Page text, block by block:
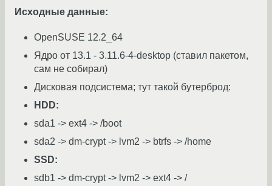
Исходные данные:
OpenSUSE 12.2_64
Ядро от 13.1 - 3.11.6-4-desktop (ставил пакетом,
сам не собирал)
Дисковая подсистема; тут такой бутерброд:
HDD:
sda1 -> ext4 -> /boot
sda2 -> dm-crypt -> lvm2 -> btrfs -> /home
SSD:
sdb1 -> dm-crypt -> lvm2 -> ext4 -> /